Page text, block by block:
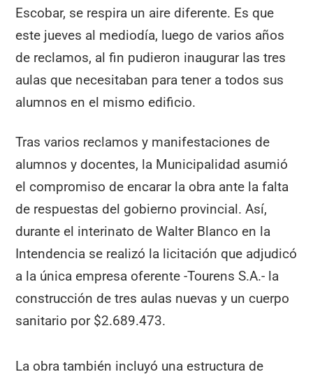
Escobar, se respira un aire diferente. Es que
este jueves al mediodía, luego de varios años
de reclamos, al fin pudieron inaugurar las tres
aulas que necesitaban para tener a todos sus
alumnos en el mismo edificio.
Tras varios reclamos y manifestaciones de
alumnos y docentes, la Municipalidad asumió
el compromiso de encarar la obra ante la falta
de respuestas del gobierno provincial. Así,
durante el interinato de Walter Blanco en la
Intendencia se realizó la licitación que adjudicó
a la única empresa oferente -Tourens S.A.- la
construcción de tres aulas nuevas y un cuerpo
sanitario por $2.689.473.
La obra también incluyó una estructura de